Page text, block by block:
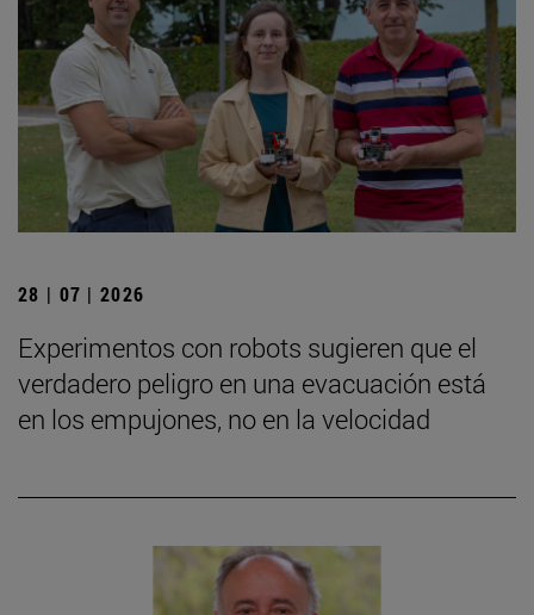
28 | 07 | 2026
Experimentos con robots sugieren que el
verdadero peligro en una evacuación está
en los empujones, no en la velocidad